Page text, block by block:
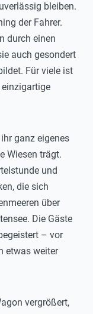
bleiben.
der Fahrer.
durch einen
auch gesondert
Für viele ist
einzigartige
ganz eigenes
Wiesen trägt.
und
die sich
über
Die Gäste
– vor
etwas weiter
vergrößert,